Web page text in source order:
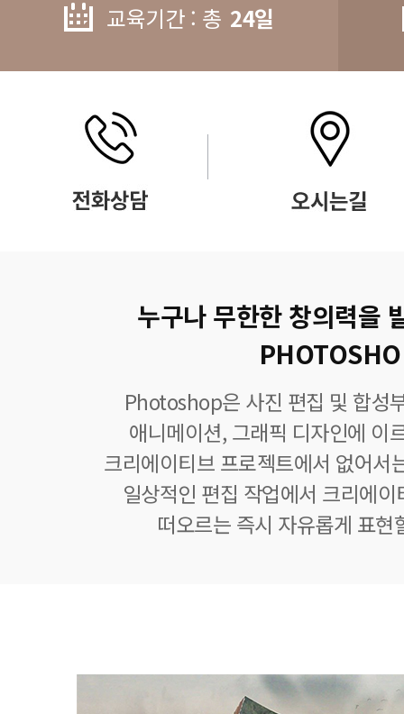
교육기간 : 총 24일
누구나 무한한 창의력을
Photoshop은 사진 편집 및 합성
애니메이션, 그래픽 디자인에 이
크리에이티브 프로젝트에서 없어서
일상적인 편집 작업에서 크리에
떠오르는 즉시 자유롭게 표현